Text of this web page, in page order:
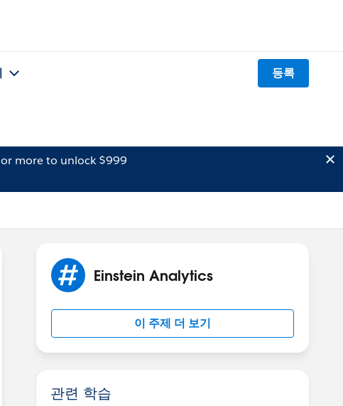
등록
more to unlock $999
Einstein Analytics
이 주제 더 보기
관련 학습